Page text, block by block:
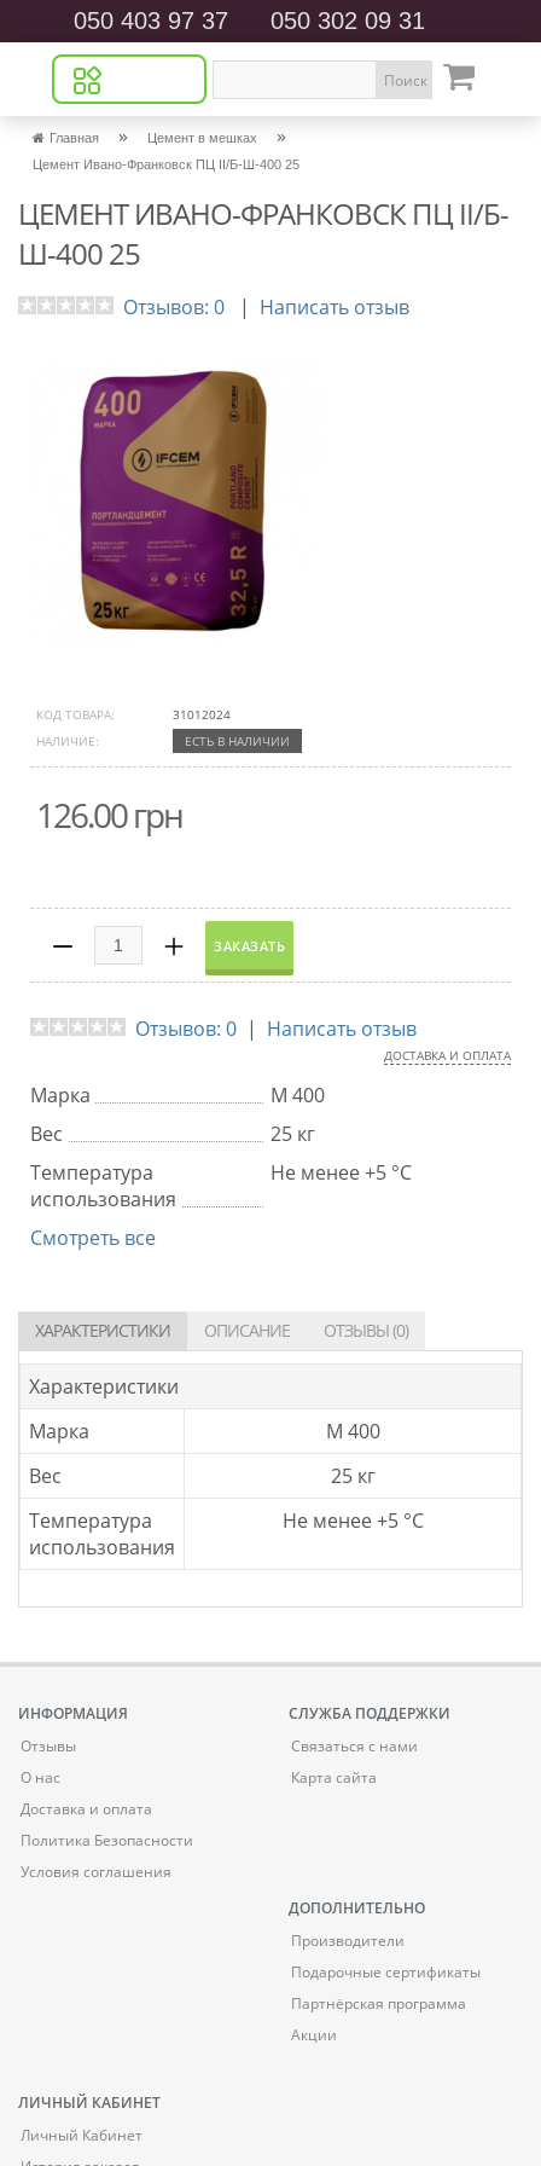
050 403 97 37 050 302 09 31
Поиск
Главная » Цемент в мешках »
Цемент Ивано-Франковск ПЦ II/Б-Ш-400 25
ЦЕМЕНТ ИВАНО-ФРАНКОВСК ПЦ II/Б-
Ш-400 25
Отзывов: 0 | Написать отзыв
КОД ТОВАРА:
31012024
НАЛИЧИЕ:
ЕСТЬ В НАЛИЧИИ
126.00 грн
Отзывов: 0 | Написать отзыв
ДОСТАВКА И ОПЛАТА
Марка
М 400
Вес
25 кг
Температура
использования
Не менее +5 °C
Смотреть все
ХАРАКТЕРИСТИКИ ОПИСАНИЕ ОТЗЫВЫ (0)
Характеристики
Марка
М 400
Вес
25 кг
Температура
использования
Не менее +5 °C
ИНФОРМАЦИЯ
Отзывы
О нас
Доставка и оплата
Политика Безопасности
Условия соглашения
СЛУЖБА ПОДДЕРЖКИ
Связаться с нами
Карта сайта
ДОПОЛНИТЕЛЬНО
Производители
Подарочные сертификаты
Партнёрская программа
Акции
ЛИЧНЫЙ КАБИНЕТ
Личный Кабинет